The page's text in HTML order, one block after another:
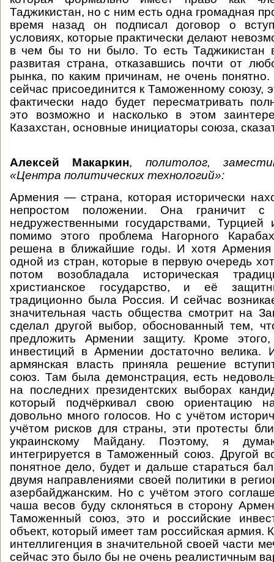
Таджикистан, но с ним есть одна громадная
время назад он подписал договор о
условиях, которые практически делают
в чем бы то ни было. То есть Таджикистан
развитая страна, отказавшись почти от
рынка, по каким причинам, не очень
сейчас присоединится к Таможенному союзу,
фактически надо будет пересматривать
это возможно и насколько в этом
Казахстан, основные инициаторы союза,
Алексей Макаркин, политолог,
«Центра политических технологий»:
Армения — страна, которая исторически
непростом положении. Она граничит с
недружественными государствами,
помимо этого проблема Нагорного
решена в ближайшие годы. И хотя Армения
одной из стран, которые в первую очередь
потом возобладала историческая
христианское государство, и её
традиционно была Россия. И сейчас
значительная часть общества смотрит на
сделал другой выбор, обоснованный тем,
предложить Армении защиту. Кроме
инвестиций в Армении достаточно велика.
армянская власть приняла решение
союз. Там была демонстрация, есть
на последних президентских выборах
который подчёркивал свою ориентацию
довольно много голосов. Но с учётом
учётом рисков для страны, эти протесты
украинскому Майдану. Поэтому, я
интегрируется в Таможенный союз. Другой
понятное дело, будет и дальше стараться
двумя направлениями своей политики в
азербайджанским. Но с учётом этого
чаша весов буду склоняться в сторону
Таможенный союз, это и российские
объект, который имеет там российская армия.
интеллигенция в значительной своей части
сейчас это было бы не очень реалистичным